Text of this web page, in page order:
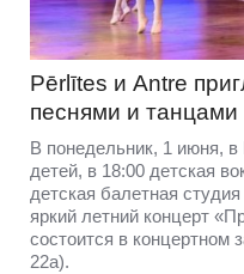
Pērlītes и Antre
песнями и танцами
В понедельник, 1 июня,
детей, в 18:00 детская
детская балетная
яркий летний концерт
состоится в концертном
22а).